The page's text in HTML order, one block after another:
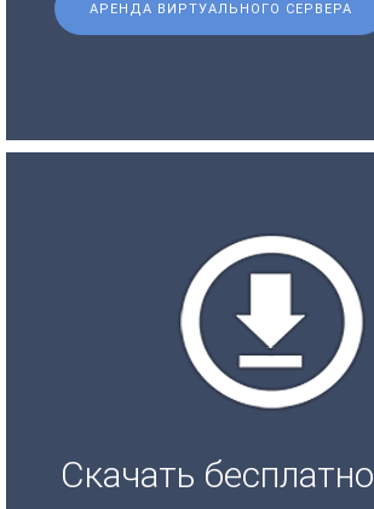
АРЕНДА ВИРТУАЛЬНОГО СЕРВЕРА
Скачать бесплатно